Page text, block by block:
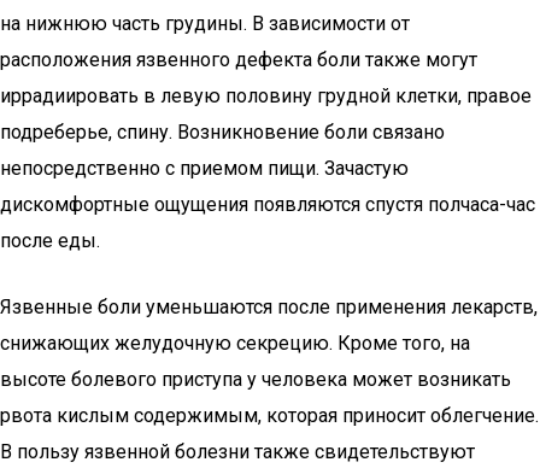
на нижнюю часть грудины. В зависимости от
расположения язвенного дефекта боли также могут
иррадиировать в левую половину грудной клетки, правое
подреберье, спину. Возникновение боли связано
непосредственно с приемом пищи. Зачастую
дискомфортные ощущения появляются спустя полчаса-час
после еды.
Язвенные боли уменьшаются после применения лекарств,
снижающих желудочную секрецию. Кроме того, на
высоте болевого приступа у человека может возникать
рвота кислым содержимым, которая приносит облегчение.
В пользу язвенной болезни также свидетельствуют